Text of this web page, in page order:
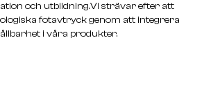
och utbildning.Vi strävar efter att
fotavtryck genom att integrera
i våra produkter.